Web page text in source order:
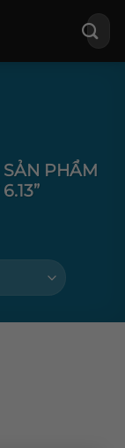
Tìm
kiếm:
SẢN PHẨM